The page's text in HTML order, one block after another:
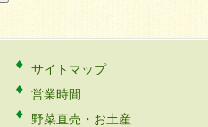
サイトマップ
営業時間
野菜直売・お土産